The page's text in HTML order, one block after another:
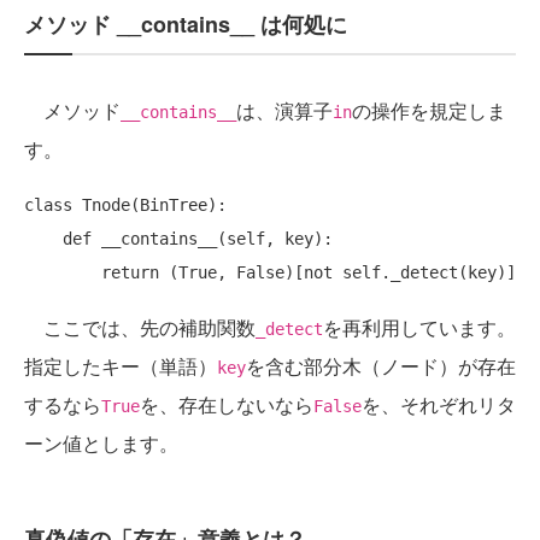
メソッド __contains__ は何処に
メソッド __contains__ は、演算子inの操作を規定しま
す。
class Tnode(BinTree):
ここでは、先の補助関数 _detectを再利用しています。
指定したキー（単語）
keyを含む部分木（ノード）が存在
するならTrueを、存在しないならFalseを、それぞれリタ
ーン値とします。